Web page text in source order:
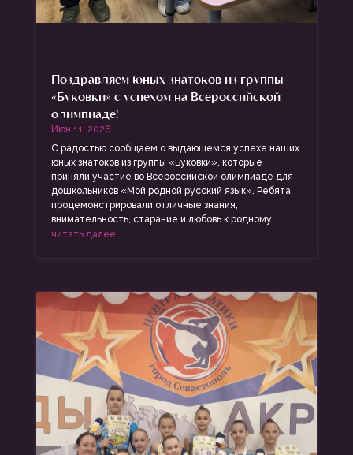
Поздравляем юных знатоков из группы
«Буковки» с успехом на Всероссийской
олимпиаде!
Июн 11, 2026
С радостью сообщаем о выдающемся успехе наших
юных знатоков из группы «Буковки», которые
приняли участие во Всероссийской олимпиаде для
дошкольников «Мой родной русский язык». Ребята
продемонстрировали отличные знания,
внимательность, старание и любовь к родному...
читать далее